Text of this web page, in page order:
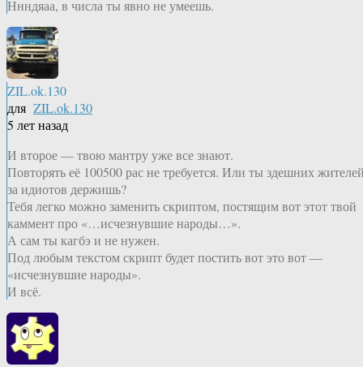
Ннндяаа, в числа ты явно не умеешь.
ZIL.ok.130
для ZIL.ok.130
5 лет назад
И второе — твою мантру уже все знают.
Повторять её 100500 рас не требуется. Или ты здешних
за идиотов держишь?
Тебя легко можно заменить скриптом, постящим вот этот твой
каммент про «…исчезнувшие народы…».
А сам ты кагбэ и не нужен.
Под любым текстом скрипт будет постить вот это вот —
«исчезнувшие народы».
И всё.